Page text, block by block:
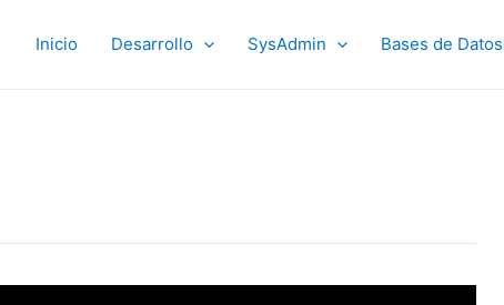
Inicio Desarrollo SysAdmin Bases de Datos